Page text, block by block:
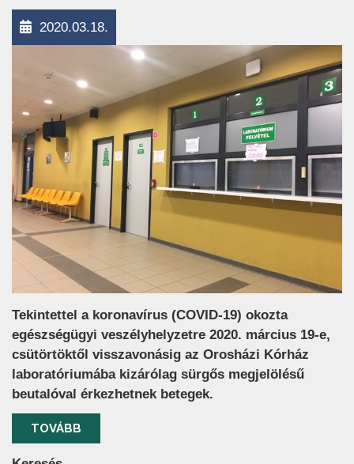
2020.03.18.
Tekintettel a koronavírus (COVID-19) okozta
egészségügyi veszélyhelyzetre 2020. március 19-e,
csütörtöktől visszavonásig az Orosházi Kórház
laboratóriumába kizárólag sürgős megjelölésű
beutalóval érkezhetnek betegek.
TOVÁBB